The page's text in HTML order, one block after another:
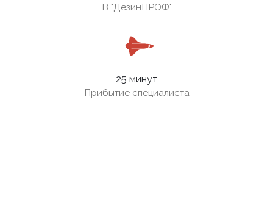
В "ДезинПРОФ"
25 минут
Прибытие специалиста